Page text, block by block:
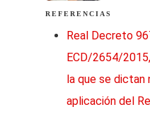
REFERENCIAS
Real Decreto
ECD/2654/
la que se dictan
aplicación del